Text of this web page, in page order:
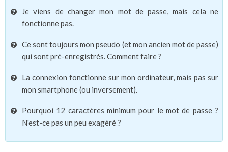
Je viens de changer mon mot de passe, mais cela ne
fonctionne pas.
Ce sont toujours mon pseudo (et mon ancien mot de passe)
qui sont pré-enregistrés. Comment faire ?
La connexion fonctionne sur mon ordinateur, mais pas sur
mon smartphone (ou inversement).
Pourquoi 12 caractères minimum pour le mot de passe ?
N'est-ce pas un peu exagéré ?